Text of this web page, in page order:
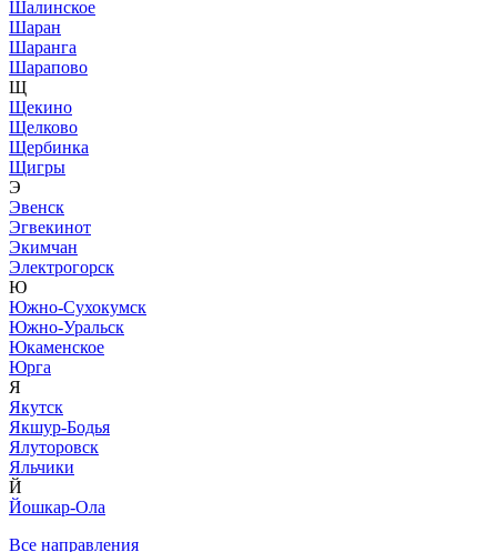
Шалинское
Шаран
Шаранга
Шарапово
Щ
Щекино
Щелково
Щербинка
Щигры
Э
Эвенск
Эгвекинот
Экимчан
Электрогорск
Ю
Южно-Сухокумск
Южно-Уральск
Юкаменское
Юрга
Я
Якутск
Якшур-Бодья
Ялуторовск
Яльчики
Й
Йошкар-Ола
Все направления